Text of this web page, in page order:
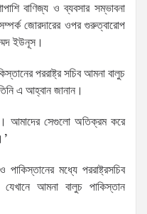
বাণিজ্য ও ব্যবসার সম্ভাবনা
জোরদারের ওপর গুরুত্বারোপ
ইউনূস।
পররাষ্ট্র সচিব আমনা বালুচ
এ আহ্বান জানান।
আমাদের সেগুলো অতিক্রম করে
মধ্যে পররাষ্ট্রসচিব
যেখানে আমনা বালুচ পাকিস্তান